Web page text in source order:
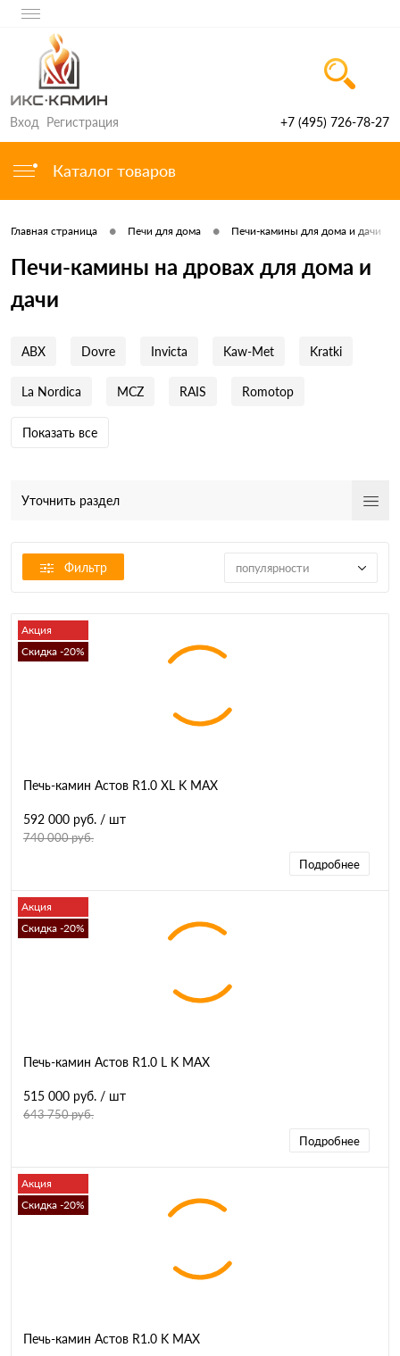
Вход Регистрация +7 (495) 726-78-27
Каталог товаров
Главная страница • Печи для дома • Печи-камины для дома и дачи
Печи-камины на дровах для дома и
дачи
ABX Dovre Invicta Kaw-Met Kratki
La Nordica MCZ RAIS Romotop
Показать все
Уточнить раздел
Фильтр популярности
Акция
Скидка -20%
Печь-камин Астов R1.0 XL K MAX
592 000 руб. / шт
740 000 руб.
Подробнее
Акция
Скидка -20%
Печь-камин Астов R1.0 L K MAX
515 000 руб. / шт
643 750 руб.
Подробнее
Акция
Скидка -20%
Печь-камин Астов R1.0 K MAX